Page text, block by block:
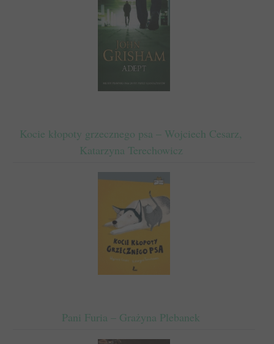
Kocie kłopoty grzecznego psa – Wojciech Cesarz,
Katarzyna Terechowicz
Pani Furia – Grażyna Plebanek